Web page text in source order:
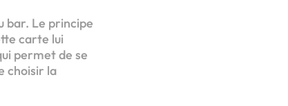
bar. Le principe
carte lui
permet de se
choisir la